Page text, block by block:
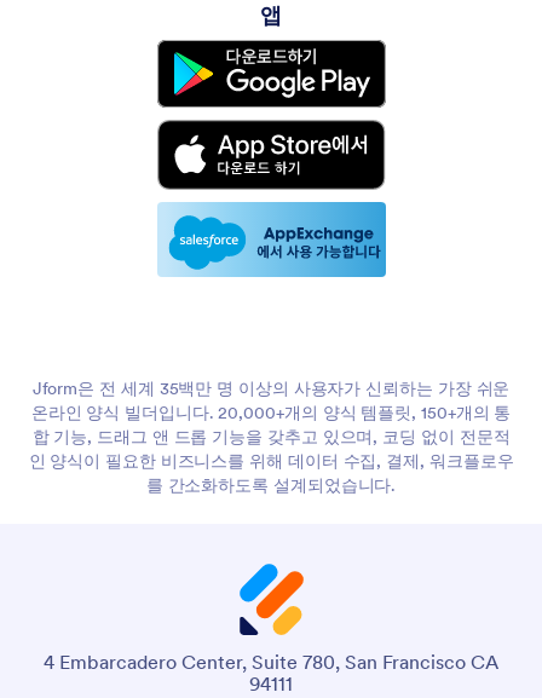
앱
Jform은 전 세계 35백만 명 이상의 사용자가 신뢰하는 가장 쉬운
온라인 양식 빌더입니다. 20,000+개의 양식 템플릿, 150+개의 통
합 기능, 드래그 앤 드롭 기능을 갖추고 있으며, 코딩 없이 전문적
인 양식이 필요한 비즈니스를 위해 데이터 수집, 결제, 워크플로우
를 간소화하도록 설계되었습니다.
4 Embarcadero Center, Suite 780, San Francisco CA
94111